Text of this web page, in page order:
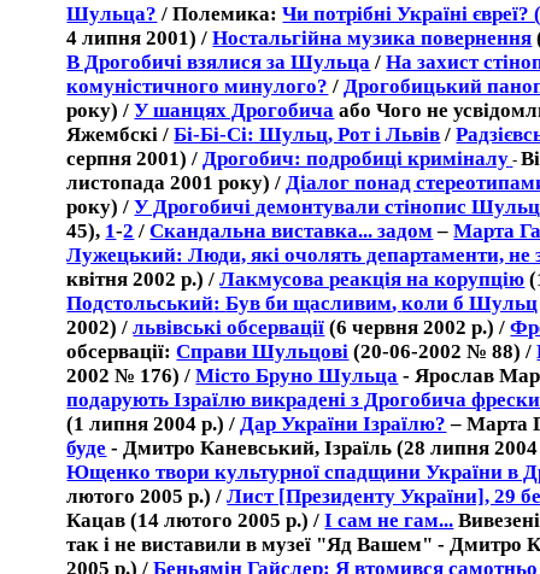
Шульца? /Полемика:Чи потрібні Україні
4липня 2001) /Ностальгійна музика повернення
В Дрогобичі взялися за Шульца /На захист
комуністичного минулого? /Дрогобицький
року) /У шанцях Дрогобича або Чого не
Яжембскі /Бі-Бі-Сі: Шульц, Рот і Львів /
cерпня 2001) /Дрогобич: подробиці криміналу -
листопада2001 року) /Діалог понад
року) /У Дрогобичі демонтували стінопис
45), 1-2 /Скандальна виставка... задом –Марта
Лужецький: Люди, які очолять департаменти, не
квітня 2002 р.) /Лакмусова реакція на корупцію
Подстольський:Був би щасливим,коли б Шульц
2002) /львівські обсервації (6 червня 2002р.) /
обсервації:Справи Шульцові (20-06-2002 № 88) /
2002№ 176) /Місто Бруно Шульца - Ярослав М
подарують Ізраїлю викрадені з Дрогобича
(1 липня 2004 р.) /Дар України Ізраїлю? – Марта
буде - Дмитро Каневський, Ізраїль (28 липня
Ющенко твори культурної спадщини України в
лютого 2005 р.) /Лист [Президенту України], 29
Кацав (14 лютого 2005 р.) /І сам не гам...
так і не виставили в музеї "Яд Вашем" - Дмитро
2005 р.) /Беньямін Гайслер: Я втомився